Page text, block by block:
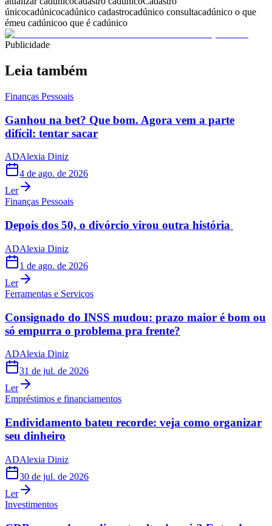
únicocadúnicocadúnico cadastrocadúnico consultacadúnico o que
émeu cadúnicoo que é cadúnico
Publicidade
Leia também
Finanças Pessoais
Ganhou na bet? Que bom. Agora vem a parte
difícil: tentar sacar
ADAlexia Diniz
4 de ago. de 2026
Ler
Finanças Pessoais
Depois dos 50, o divórcio virou outra história
ADAlexia Diniz
1 de ago. de 2026
Ler
Ferramentas e Serviços
Consignado do INSS mudou: prazo maior é bom ou
só empurra o problema pra frente?
ADAlexia Diniz
31 de jul. de 2026
Ler
Empréstimos e financiamentos
Endividamento bateu recorde: veja como organizar
seu dinheiro
ADAlexia Diniz
30 de jul. de 2026
Ler
Investimentos